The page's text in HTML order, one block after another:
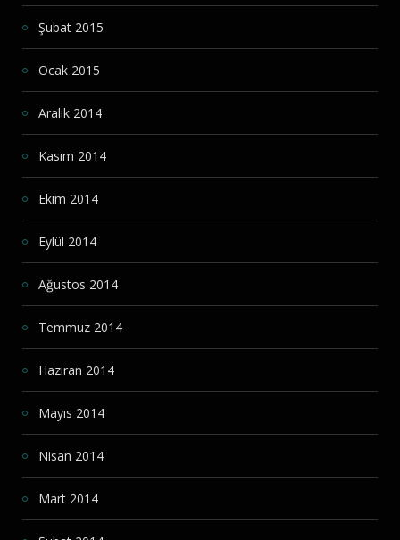
Şubat 2015
Ocak 2015
Aralık 2014
Kasım 2014
Ekim 2014
Eylül 2014
Ağustos 2014
Temmuz 2014
Haziran 2014
Mayıs 2014
Nisan 2014
Mart 2014